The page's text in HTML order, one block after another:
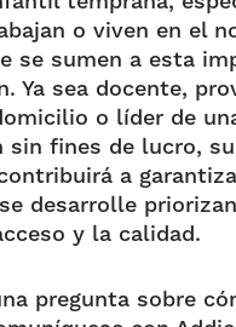
o viven en el
se sumen a esta
Ya sea docente,
o líder de
sin fines de lucro, su
a
desarrolle
y la calidad.
pregunta sobre